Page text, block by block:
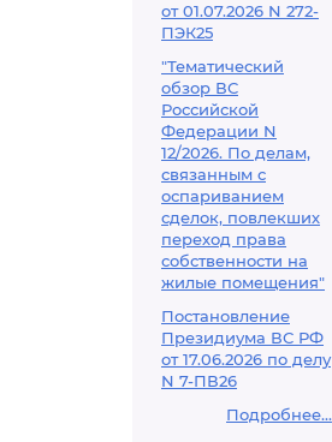
от 01.07.2026 N 272-
ПЭК25
"Тематический
обзор ВС
Российской
Федерации N
12/2026. По делам,
связанным с
оспариванием
сделок, повлекших
переход права
собственности на
жилые помещения"
Постановление
Президиума ВС РФ
от 17.06.2026 по делу
N 7-ПВ26
Подробнее...